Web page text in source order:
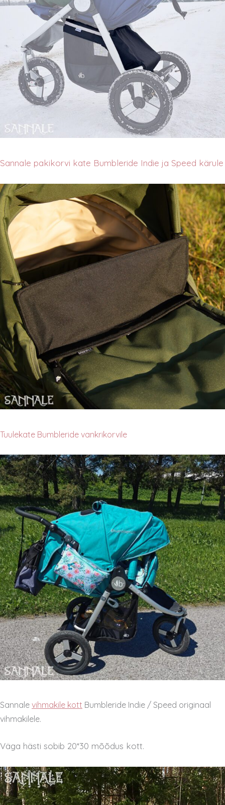
Sannale pakikorvi kate Bumbleride Indie ja Speed kärule
Tuulekate Bumbleride vankrikorvile
Sannale vihmakile kott Bumbleride Indie / Speed originaal
vihmakilele.
Väga hästi sobib 20*30 mõõdus kott.